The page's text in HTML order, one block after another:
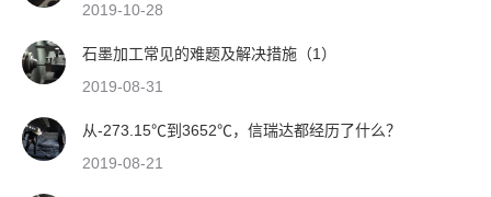
2019-10-28
石墨加工常见的难题及解决措施（1）
2019-08-31
从-273.15℃到3652℃，信瑞达都经历了什么？
2019-08-21